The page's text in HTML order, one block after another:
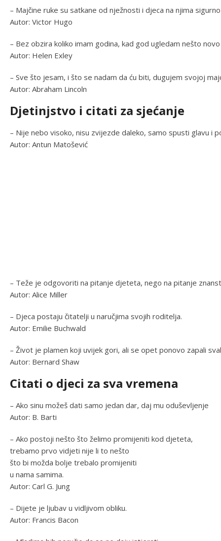
– Majčine ruke su satkane od nježnosti i djeca na njima
Autor: Victor Hugo
– Bez obzira koliko imam godina, kad god ugledam nešto
Autor: Helen Exley
– Sve što jesam, i što se nadam da ću biti, dugujem svojoj
Autor: Abraham Lincoln
Djetinjstvo i citati za sjećanje
– Nije nebo visoko, nisu zvijezde daleko, samo spusti glavu i
Autor: Antun Matošević
– Teže je odgovoriti na pitanje djeteta, nego na pitanje
Autor: Alice Miller
– Djeca postaju čitatelji u naručjima svojih roditelja.
Autor: Emilie Buchwald
– Život je plamen koji uvijek gori, ali se opet ponovo zapali
Autor: Bernard Shaw
Citati o djeci za sva vremena
– Ako sinu možeš dati samo jedan dar, daj mu oduševljenje
Autor: B. Barti
– Ako postoji nešto što želimo promijeniti kod djeteta,
trebamo prvo vidjeti nije li to nešto
što bi možda bolje trebalo promijeniti
u nama samima.
Autor: Carl G. Jung
– Dijete je ljubav u vidljivom obliku.
Autor: Francis Bacon